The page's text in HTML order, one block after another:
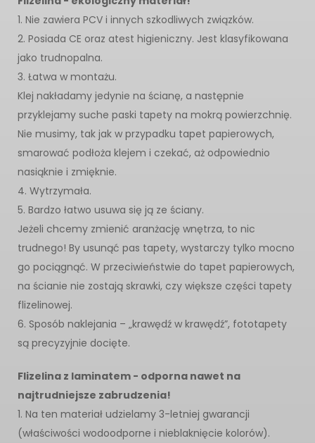
1. Nie zawiera PCV i innych szkodliwych związków.
2. Posiada CE oraz atest higieniczny. Jest klasyfikowana
jako trudnopalna.
3. Łatwa w montażu.
Klej nakładamy jedynie na ścianę, a następnie
przyklejamy suche paski tapety na mokrą powierzchnię.
Nie musimy, tak jak w przypadku tapet papierowych,
smarować podłoża klejem i czekać, aż odpowiednio
nasiąknie i zmięknie.
4. Wytrzymała.
5. Bardzo łatwo usuwa się ją ze ściany.
Jeżeli chcemy zmienić aranżację wnętrza, to nic
trudnego! By usunąć pas tapety, wystarczy tylko mocno
go pociągnąć. W przeciwieństwie do tapet papierowych,
na ścianie nie zostają skrawki, czy większe części tapety
flizelinowej.
6. Sposób naklejania – „krawędź w krawędź”, fototapety
są precyzyjnie docięte.
Flizelina z laminatem - odporna nawet na
najtrudniejsze zabrudzenia!
1. Na ten materiał udzielamy 3-letniej gwarancji
(właściwości wodoodporne i nieblaknięcie kolorów).